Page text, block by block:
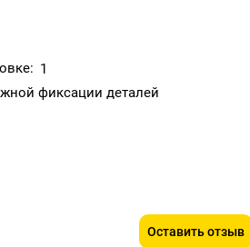
1
фиксации деталей
Оставить отзыв